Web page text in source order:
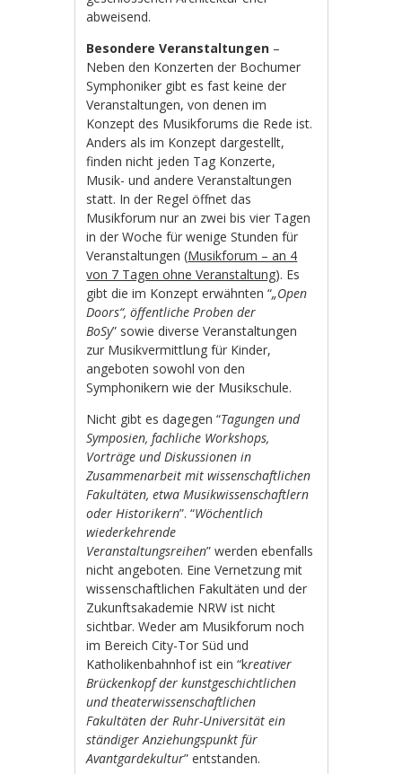
abweisend.
Besondere Veranstaltungen –
Neben den Konzerten der Bochumer
Symphoniker gibt es fast keine der
Veranstaltungen, von denen im
Konzept des Musikforums die Rede ist.
Anders als im Konzept dargestellt,
finden nicht jeden Tag Konzerte,
Musik- und andere Veranstaltungen
statt. In der Regel öffnet das
Musikforum nur an zwei bis vier Tagen
in der Woche für wenige Stunden für
Veranstaltungen (Musikforum – an 4
von 7 Tagen ohne Veranstaltung). Es
gibt die im Konzept erwähnten “„Open
Doors“, öffentliche Proben der
BoSy” sowie diverse Veranstaltungen
zur Musikvermittlung für Kinder,
angeboten sowohl von den
Symphonikern wie der Musikschule.
Nicht gibt es dagegen “Tagungen und
Symposien, fachliche Workshops,
Vorträge und Diskussionen in
Zusammenarbeit mit wissenschaftlichen
Fakultäten, etwa Musikwissenschaftlern
oder Historikern”. “Wöchentlich
wiederkehrende
Veranstaltungsreihen” werden ebenfalls
nicht angeboten. Eine Vernetzung mit
wissenschaftlichen Fakultäten und der
Zukunftsakademie NRW ist nicht
sichtbar. Weder am Musikforum noch
im Bereich City-Tor Süd und
Katholikenbahnhof ist ein “kreativer
Brückenkopf der kunstgeschichtlichen
und theaterwissenschaftlichen
Fakultäten der Ruhr-Universität ein
ständiger Anziehungspunkt für
Avantgardekultur” entstanden.